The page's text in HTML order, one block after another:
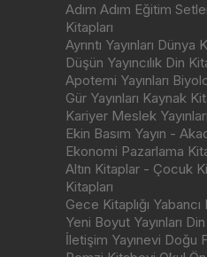
Adım Adım Eğitim
Kitapları
Ayrıntı Yayınları Dünya
Düşün Yayıncılık Din
Apotemi Yayınları
Gür Yayınları Kaynak
Kariyer Meslek
Ekin Basım Yayın -
Ekonomi Pazarlama
Altın Kitaplar - Çocuk
Kitapları
Gece Kitaplığı Yabancı
Yeni Boyut Yayınları
İletişim Yayınevi Doğu